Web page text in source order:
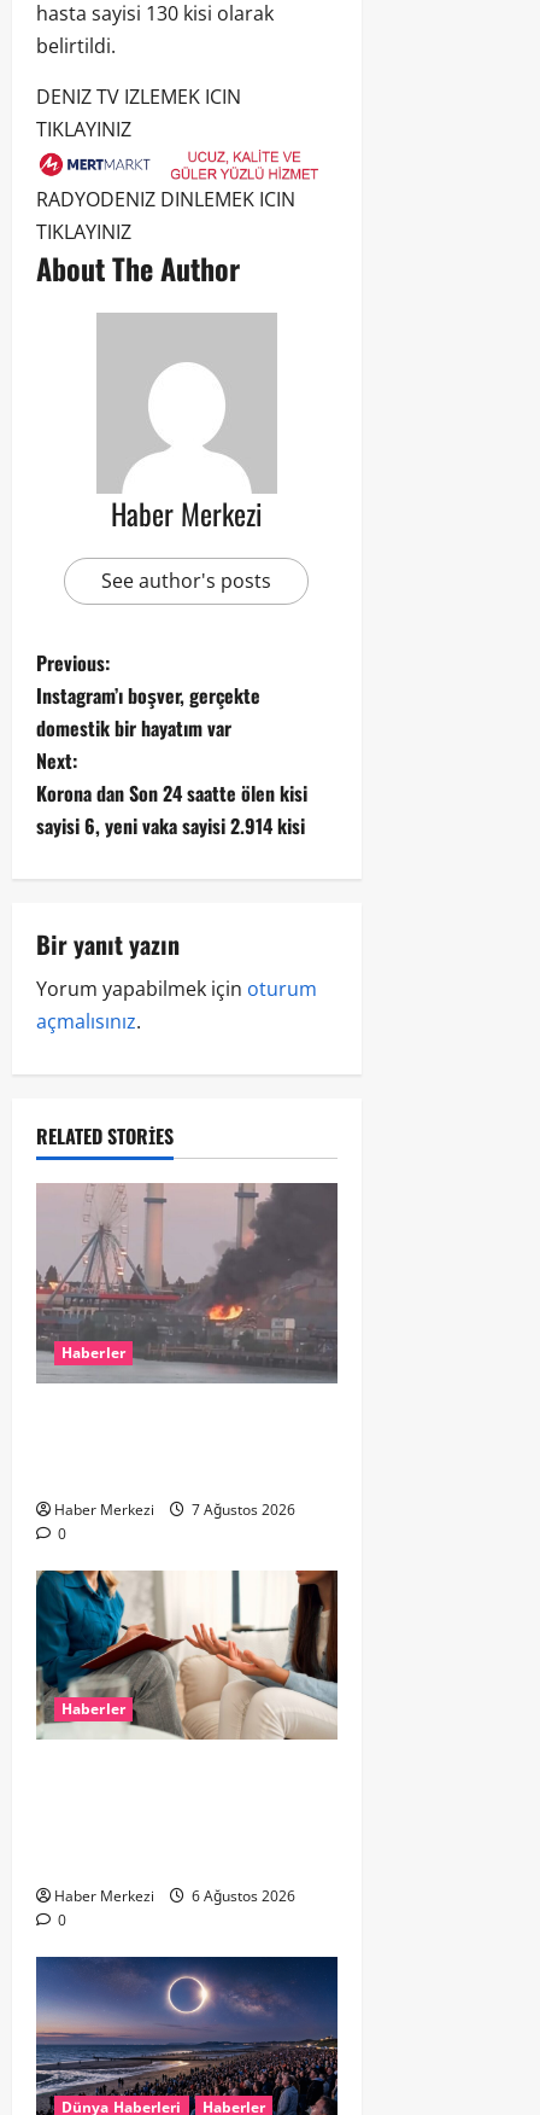
hasta sayisi 130 kisi olarak
belirtildi.
DENIZ TV IZLEMEK ICIN
TIKLAYINIZ
RADYODENIZ DINLEMEK ICIN
TIKLAYINIZ
About The Author
Haber Merkezi
See author's posts
Previous:
Instagram’ı boşver, gerçekte
domestik bir hayatım var
Next:
Korona dan Son 24 saatte ölen kisi
sayisi 6, yeni vaka sayisi 2.914 kisi
Bir yanıt yazın
Yorum yapabilmek için oturum
açmalısınız.
RELATED STORIES
Haberler
Haber Merkezi
7 Ağustos 2026
0
Haberler
Haber Merkezi
6 Ağustos 2026
0
Dünya Haberleri Haberler